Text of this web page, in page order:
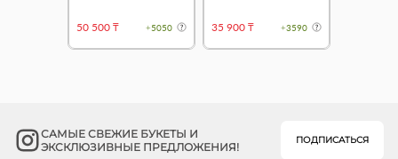
50 500 ₸ +5050 35 900 ₸ +3590
САМЫЕ СВЕЖИЕ БУКЕТЫ И
ЭКСКЛЮЗИВНЫЕ ПРЕДЛОЖЕНИЯ!
ПОДПИСАТЬСЯ